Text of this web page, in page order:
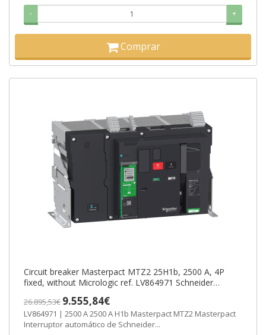
- +
Comprar
Circuit breaker Masterpact MTZ2 25H1b, 2500 A, 4P
fixed, without Micrologic ref. LV864971 Schneider
26.895,53€ 9.555,84€
LV864971 | 2500 A 2500 A H1b Masterpact MTZ2 Masterpact
Interruptor automático de Schneider...